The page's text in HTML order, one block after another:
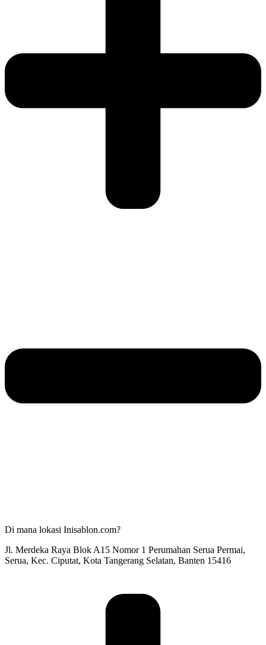
Di mana lokasi Inisablon.com?
Jl. Merdeka Raya Blok A15 Nomor 1 Perumahan Serua Permai,
Serua, Kec. Ciputat, Kota Tangerang Selatan, Banten 15416